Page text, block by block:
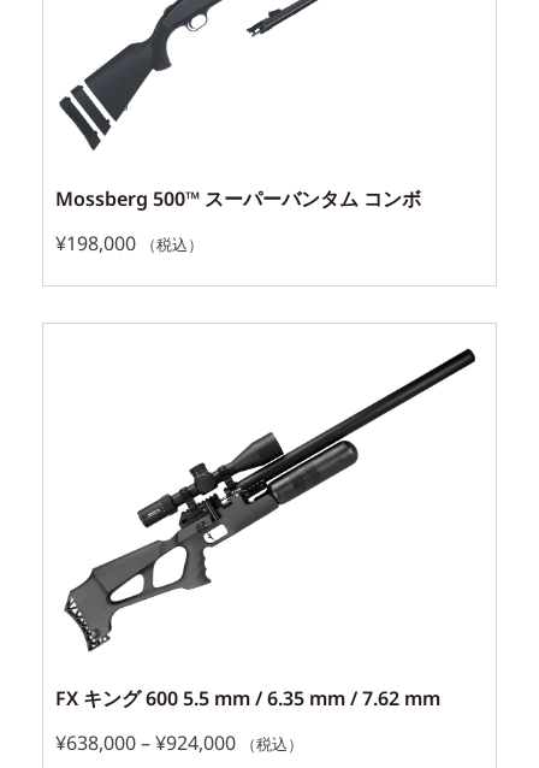
Mossberg 500™ スーパーバンタム コンボ
¥198,000 （税込）
FX キング 600 5.5 mm / 6.35 mm / 7.62 mm
¥638,000–¥924,000 （税込）